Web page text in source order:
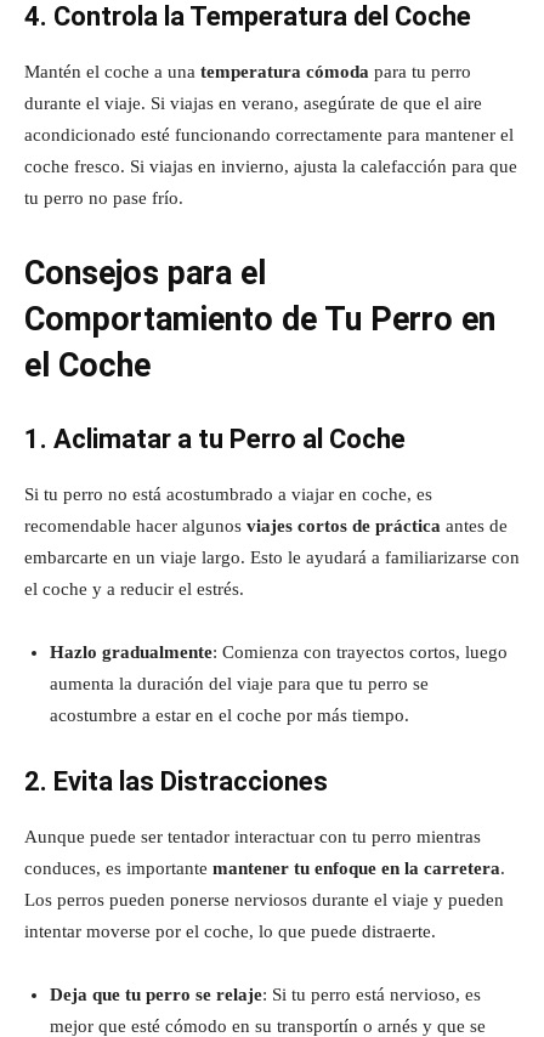
4. Controla la Temperatura del Coche
Mantén el coche a una temperatura cómoda para tu perro
durante el viaje. Si viajas en verano, asegúrate de que el aire
acondicionado esté funcionando correctamente para mantener el
coche fresco. Si viajas en invierno, ajusta la calefacción para que
tu perro no pase frío.
Consejos para el
Comportamiento de Tu Perro en
el Coche
1. Aclimatar a tu Perro al Coche
Si tu perro no está acostumbrado a viajar en coche, es
recomendable hacer algunos viajes cortos de práctica antes de
embarcarte en un viaje largo. Esto le ayudará a familiarizarse con
el coche y a reducir el estrés.
Hazlo gradualmente: Comienza con trayectos cortos, luego
aumenta la duración del viaje para que tu perro se
acostumbre a estar en el coche por más tiempo.
2. Evita las Distracciones
Aunque puede ser tentador interactuar con tu perro mientras
conduces, es importante mantener tu enfoque en la carretera.
Los perros pueden ponerse nerviosos durante el viaje y pueden
intentar moverse por el coche, lo que puede distraerte.
Deja que tu perro se relaje: Si tu perro está nervioso, es
mejor que esté cómodo en su transportín o arnés y que se